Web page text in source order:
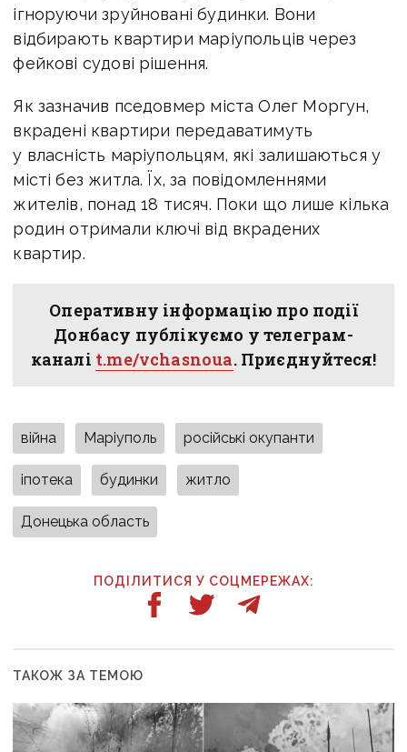
ігноруючи зруйновані будинки. Вони
відбирають квартири маріупольців через
фейкові судові рішення.
Як зазначив пседовмер міста Олег Моргун,
вкрадені квартири передаватимуть
у власність маріупольцям, які залишаються у
місті без житла. Їх, за повідомленнями
жителів, понад 18 тисяч. Поки що лише кілька
родин отримали ключі від вкрадених
квартир.
Оперативну інформацію про події
Донбасу публікуємо у телеграм-
каналі t.me/vchasnoua. Приєднуйтеся!
війна Маріуполь російські окупанти
іпотека будинки житло
Донецька область
ПОДІЛИТИСЯ У СОЦМЕРЕЖАХ:
ТАКОЖ ЗА ТЕМОЮ